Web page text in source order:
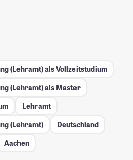
(Lehramt) als Vollzeitstudium
(Lehramt) als Master
Lehramt
(Lehramt)
Deutschland
Aachen